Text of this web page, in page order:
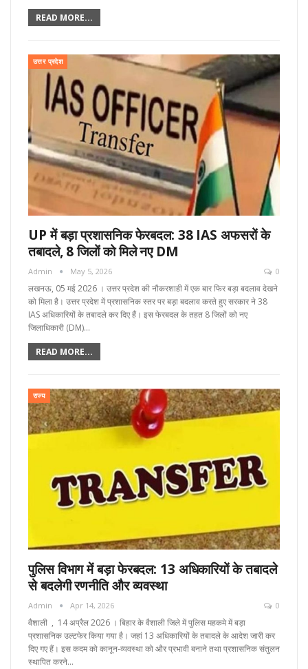
READ MORE...
उत्तर प्रदेश
UP में बड़ा प्रशासनिक फेरबदल: 38 IAS अफसरों के
तबादले, 8 जिलों को मिले नए DM
Admin May 5, 2026 0
लखनऊ, 05 मई 2026 । उत्तर प्रदेश की नौकरशाही में एक बार फिर बड़ा बदलाव देखने
को मिला है। उत्तर प्रदेश में प्रशासनिक स्तर पर बड़ा बदलाव करते हुए सरकार ने 38
IAS अधिकारियों के तबादले कर दिए हैं। इस फेरबदल के तहत 8 जिलों को नए
जिलाधिकारी (DM)…
READ MORE...
राज्य
पुलिस विभाग में बड़ा फेरबदल: 13 अधिकारियों के तबादले
से बदलेगी रणनीति और व्यवस्था
Admin Apr 14, 2026 0
वैशाली , 14 अप्रैल 2026 । बिहार के वैशाली जिले में पुलिस महकमे में बड़ा
प्रशासनिक उल्टफेर किया गया है। जहां 13 अधिकारियों के तबादले के आदेश जारी कर
दिए गए हैं। इस कदम को कानून-व्यवस्था को और प्रभावी बनाने तथा प्रशासनिक संतुलन
स्थापित करने…